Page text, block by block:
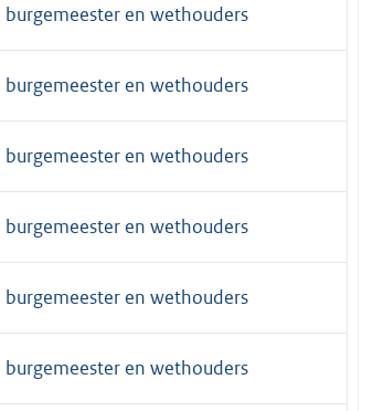
burgemeester en wethouders
burgemeester en wethouders
burgemeester en wethouders
burgemeester en wethouders
burgemeester en wethouders
burgemeester en wethouders